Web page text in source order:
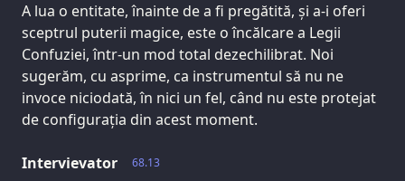
A lua o entitate, înainte de a fi pregătită, și a-i oferi
sceptrul puterii magice, este o încălcare a Legii
Confuziei, într-un mod total dezechilibrat. Noi
sugerăm, cu asprime, ca instrumentul să nu ne
invoce niciodată, în nici un fel, când nu este protejat
de configurația din acest moment.
68.13
Intervievator